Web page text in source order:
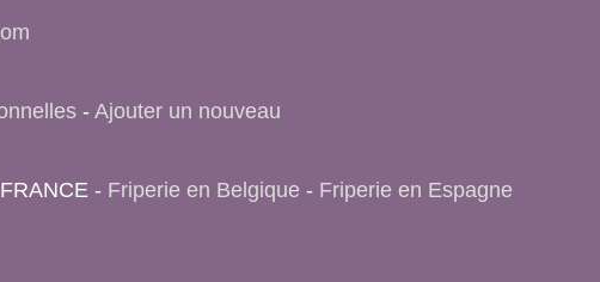
- Ajouter un nouveau
- Friperie en Belgique - Friperie en Espagne